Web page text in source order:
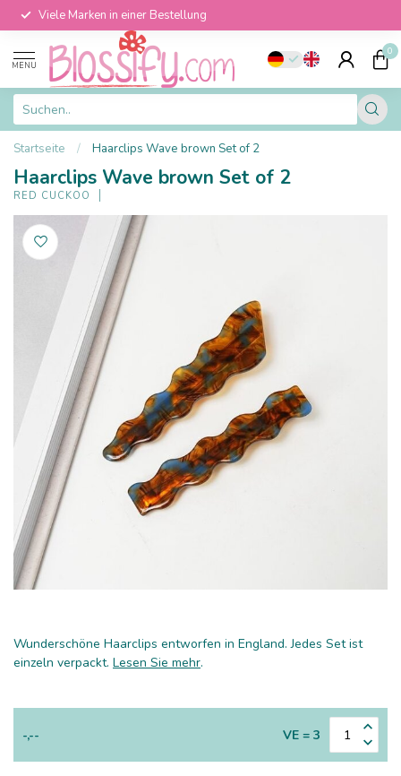
Viele Marken in einer Bestellung
MENU
0
Startseite / Haarclips Wave brown Set of 2
Haarclips Wave brown Set of 2
RED CUCKOO
Wunderschöne Haarclips entworfen in England. Jedes Set ist
einzeln verpackt. Lesen Sie mehr.
-,-- VE = 3